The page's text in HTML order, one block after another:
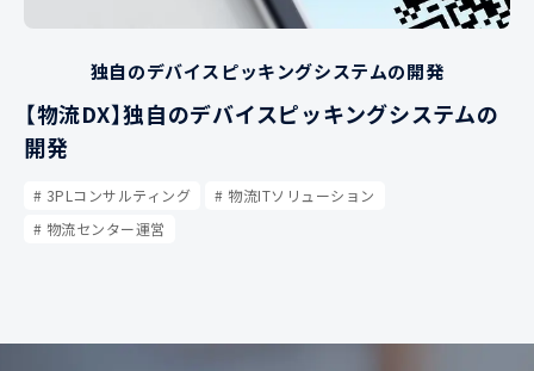
独自のデバイスピッキングシステムの開発
【物流DX】独自のデバイスピッキングシステムの
開発
3PLコンサルティング
物流ITソリューション
物流センター運営